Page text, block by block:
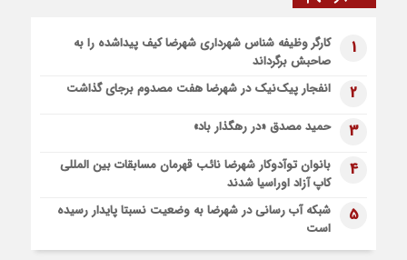
پیاده روی اربعین، ادامه نهضت حسینی است
اعزام موکب بقیه الله الاعظم (عج) از شهرضا به نجف اشرف
قطار زیارتی مشهد مقدس در مسیر شهرضا و دهاقان قرار گرفت
1
کارگر وظیفه شناس شهرداری شهرضا کیف پیداشده را به
صاحبش برگرداند
2 انفجار پیک‌نیک در شهرضا هفت مصدوم برجای گذاشت
3 حمید مصدق «در رهگذار باد»
4
بانوان توآدوکار شهرضا نائب قهرمان مسابقات بین المللی
کاپ آزاد اوراسیا شدند
5
شبکه آب رسانی در شهرضا به وضعیت نسبتا پایدار رسیده
است